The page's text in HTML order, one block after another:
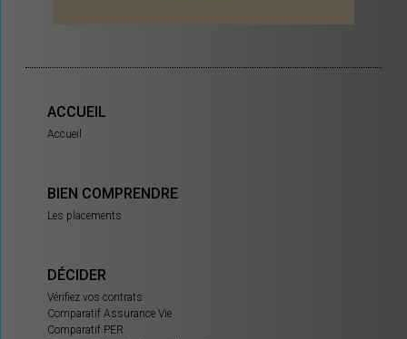
ACCUEIL
Accueil
BIEN COMPRENDRE
Les placements
DÉCIDER
Vérifiez vos contrats
Comparatif Assurance Vie
Comparatif PER